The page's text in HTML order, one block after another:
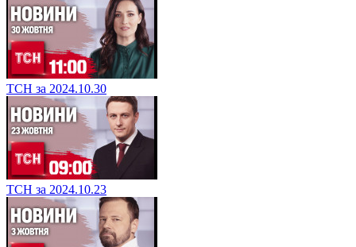
ТСН за 2024.10.30
ТСН за 2024.10.23